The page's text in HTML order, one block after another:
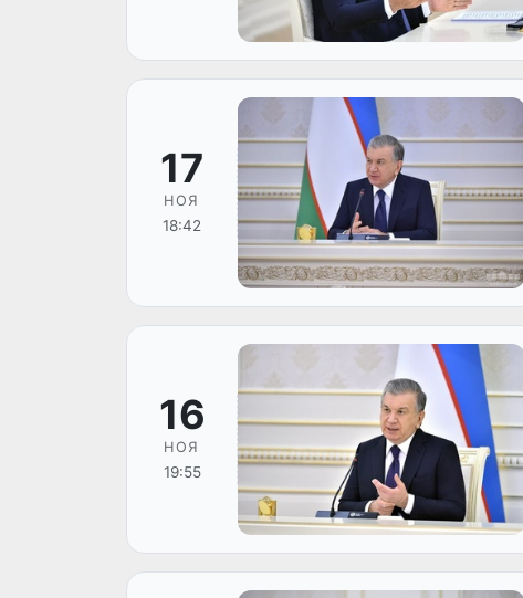
17
НОЯ
18:42
16
НОЯ
19:55